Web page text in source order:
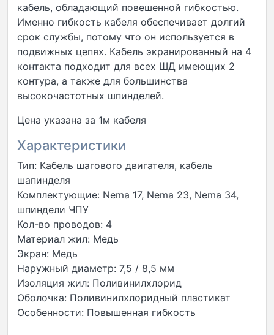
кабель, обладающий повешенной гибкостью.
Именно гибкость кабеля обеспечивает долгий
срок службы, потому что он используется в
подвижных цепях. Кабель экранированный на 4
контакта подходит для всех ШД имеющих 2
контура, а также для большинства
высокочастотных шпинделей.
Цена указана за 1м кабеля
Характеристики
Тип: Кабель шагового двигателя, кабель
шапинделя
Комплектующие: Nema 17, Nema 23, Nema 34,
шпиндели ЧПУ
Кол-во проводов: 4
Материал жил: Медь
Экран: Медь
Наружный диаметр: 7,5 / 8,5 мм
Изоляция жил: Поливинилхлорид
Оболочка: Поливинилхлоридный пластикат
Особенности: Повышенная гибкость